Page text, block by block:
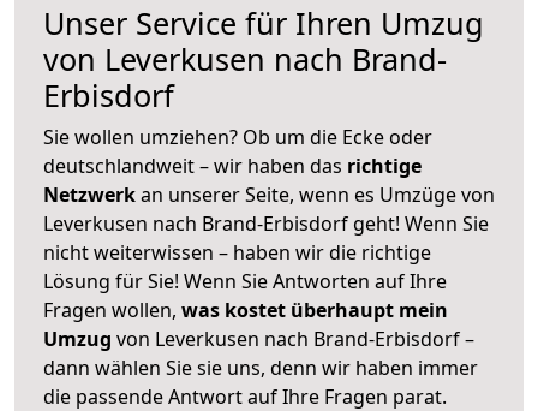
Unser Service für Ihren Umzug
von Leverkusen nach Brand-
Erbisdorf
Sie wollen umziehen? Ob um die Ecke oder
deutschlandweit – wir haben das richtige
Netzwerkan unserer Seite, wenn es Umzüge von
Leverkusen nach Brand-Erbisdorf geht! Wenn Sie
nicht weiterwissen – haben wir die richtige
Lösung für Sie! Wenn Sie Antworten auf Ihre
Fragen wollen, was kostet überhaupt mein
Umzug von Leverkusen nach Brand-Erbisdorf –
dann wählen Sie sie uns, denn wir haben immer
die passende Antwort auf Ihre Fragen parat.